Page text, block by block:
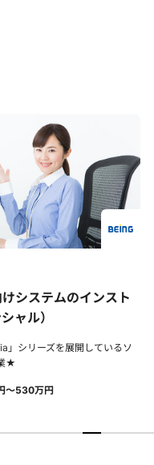
神戸物産
】ビュッフェレストラン
ッフ
イム上場企業！多事業を展開し
給与 316万円～383万円